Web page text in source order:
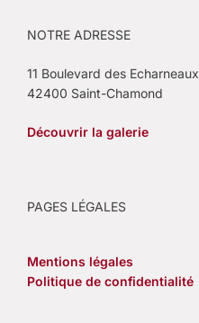
NOTRE ADRESSE
11 Boulevard des Echarneaux
42400 Saint-Chamond
Découvrir la galerie
PAGES LÉGALES
Mentions légales
Politique de confidentialité